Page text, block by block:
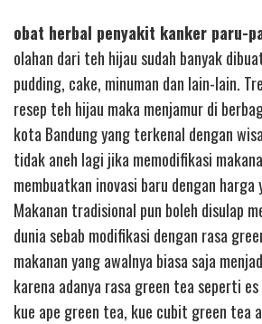
obat herbal penyakit kanker paru-
olahan dari teh hijau sudah banyak
pudding, cake, minuman dan lain-lain.
resep teh hijau maka menjamur di
kota Bandung yang terkenal dengan
tidak aneh lagi jika memodifikasi
membuatkan inovasi baru dengan harga
Makanan tradisional pun boleh disulap
dunia sebab modifikasi dengan rasa
makanan yang awalnya biasa saja
karena adanya rasa green tea seperti
kue ape green tea, kue cubit green tea